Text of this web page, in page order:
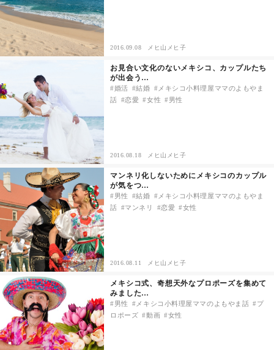
驚き
2016.09.08 メヒ山メヒ子
お見合い文化のないメキシコ、カップルたち
が出会う…
婚活 結婚
メキシコ小料理屋ママのよもやま
話
恋愛 女性 男性
2016.08.18 メヒ山メヒ子
マンネリ化しないためにメキシコのカップル
が気をつ…
男性 結婚
メキシコ小料理屋ママのよもやま
話
マンネリ 恋愛 女性
2016.08.11 メヒ山メヒ子
メキシコ式、奇想天外なプロポーズを集めて
みました…
男性 メキシコ小料理屋ママのよもやま話
プ
ロポーズ
動画 女性